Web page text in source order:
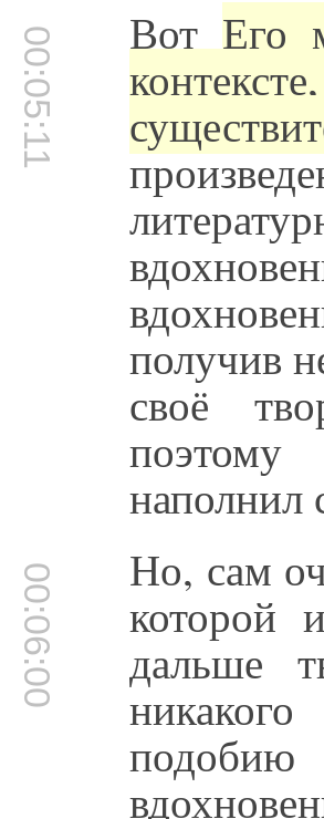
00:05:11 Вот Его
получив
своё
наполнил
00:06:00 Но, сам
которой
дальше